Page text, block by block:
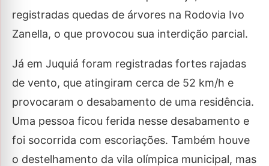
registradas quedas de árvores na Rodovia Ivo
Zanella, o que provocou sua interdição parcial.
Já em Juquiá foram registradas fortes rajadas
de vento, que atingiram cerca de 52 km/h e
provocaram o desabamento de uma residência.
Uma pessoa ficou ferida nesse desabamento e
foi socorrida com escoriações. Também houve
o destelhamento da vila olímpica municipal, mas